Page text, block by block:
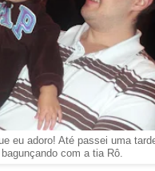
eu adoro! Até passei uma
bagunçando com a tia Rô.